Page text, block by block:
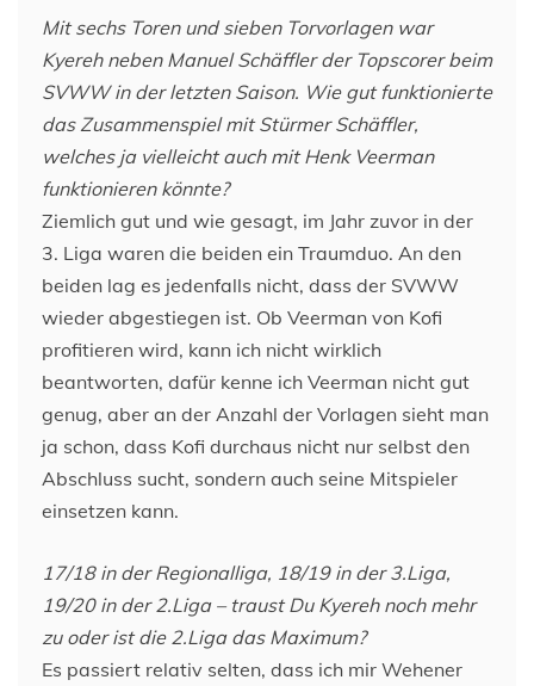
Mit sechs Toren und sieben Torvorlagen war
Kyereh neben Manuel Schäffler der Topscorer beim
SVWW in der letzten Saison. Wie gut funktionierte
das Zusammenspiel mit Stürmer Schäffler,
welches ja vielleicht auch mit Henk Veerman
funktionieren könnte?
Ziemlich gut und wie gesagt, im Jahr zuvor in der
3. Liga waren die beiden ein Traumduo. An den
beiden lag es jedenfalls nicht, dass der SVWW
wieder abgestiegen ist. Ob Veerman von Kofi
profitieren wird, kann ich nicht wirklich
beantworten, dafür kenne ich Veerman nicht gut
genug, aber an der Anzahl der Vorlagen sieht man
ja schon, dass Kofi durchaus nicht nur selbst den
Abschluss sucht, sondern auch seine Mitspieler
einsetzen kann.
17/18 in der Regionalliga, 18/19 in der 3.Liga,
19/20 in der 2.Liga – traust Du Kyereh noch mehr
zu oder ist die 2.Liga das Maximum?
Es passiert relativ selten, dass ich mir Wehener